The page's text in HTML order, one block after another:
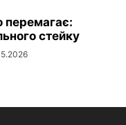
перемагає:
стейку